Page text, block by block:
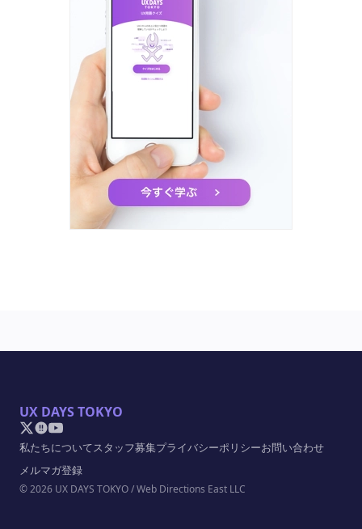
UX DAYS TOKYO
私たちについてスタッフ募集プライバシーポリシーお問い合わせ
メルマガ登録
© 2026 UX DAYS TOKYO / Web Directions East LLC